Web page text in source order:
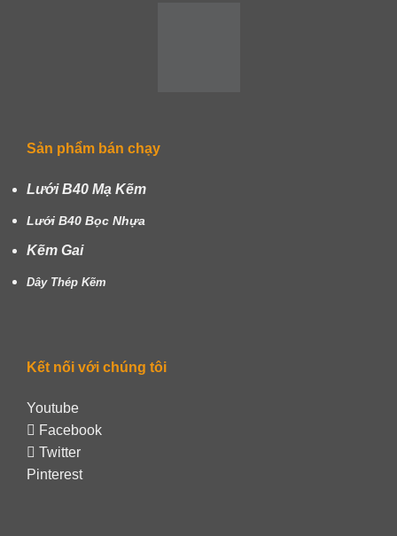
Sản phẩm bán chạy
Lưới B40 Mạ Kẽm
Lưới B40 Bọc Nhựa
Kẽm Gai
Dây Thép Kẽm
Kết nối với chúng tôi
Youtube
Facebook
Twitter
Pinterest